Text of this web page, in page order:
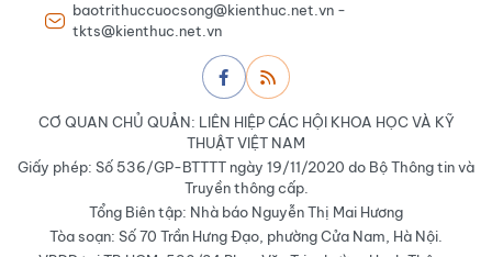
baotrithuccuocsong@kienthuc.net.vn -
tkts@kienthuc.net.vn
CƠ QUAN CHỦ QUẢN: LIÊN HIỆP CÁC HỘI KHOA HỌC VÀ KỸ
THUẬT VIỆT NAM
Giấy phép: Số 536/GP-BTTTT ngày 19/11/2020 do Bộ Thông tin và
Truyền thông cấp.
Tổng Biên tập: Nhà báo Nguyễn Thị Mai Hương
Tòa soạn: Số 70 Trần Hưng Đạo, phường Cửa Nam, Hà Nội.